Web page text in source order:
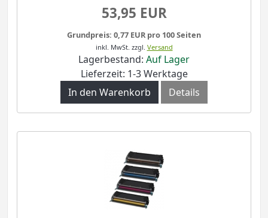
53,95 EUR
Grundpreis: 0,77 EUR pro 100 Seiten
inkl. MwSt. zzgl. Versand
Lagerbestand: Auf Lager
Lieferzeit: 1-3 Werktage
In den Warenkorb
Details